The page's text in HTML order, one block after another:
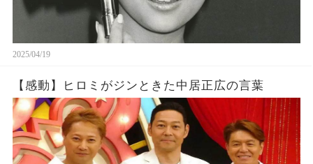
2025/04/19
【感動】ヒロミがジンときた中居正広の言葉